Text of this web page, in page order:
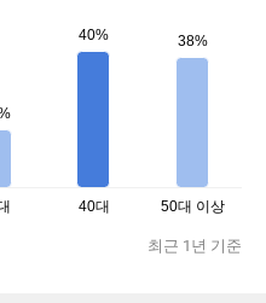
40% 38%
40대 50대 이상
최근 1년 기준